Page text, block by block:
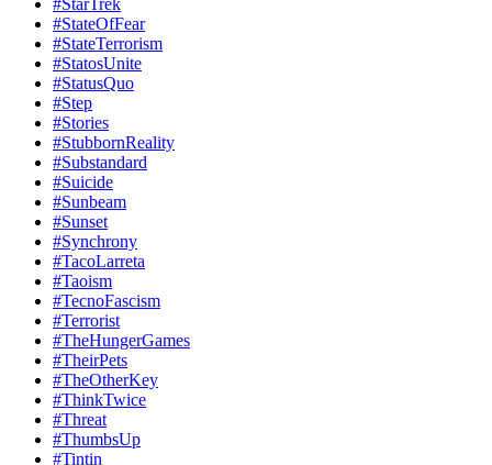
#StarTrek
#StateOfFear
#StateTerrorism
#StatosUnite
#StatusQuo
#Step
#Stories
#StubbornReality
#Substandard
#Suicide
#Sunbeam
#Sunset
#Synchrony
#TacoLarreta
#Taoism
#TecnoFascism
#Terrorist
#TheHungerGames
#TheirPets
#TheOtherKey
#ThinkTwice
#Threat
#ThumbsUp
#Tintin